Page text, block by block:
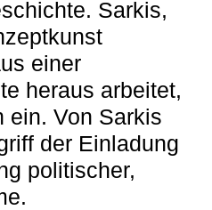
Sarkis,
einer
heraus arbeitet,
ein. Von Sarkis
der Einladung
politischer,